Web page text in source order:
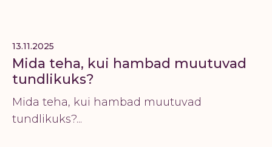
13.11.2025
Mida teha, kui hambad muutuvad
tundlikuks?
Mida teha, kui hambad muutuvad
tundlikuks?...